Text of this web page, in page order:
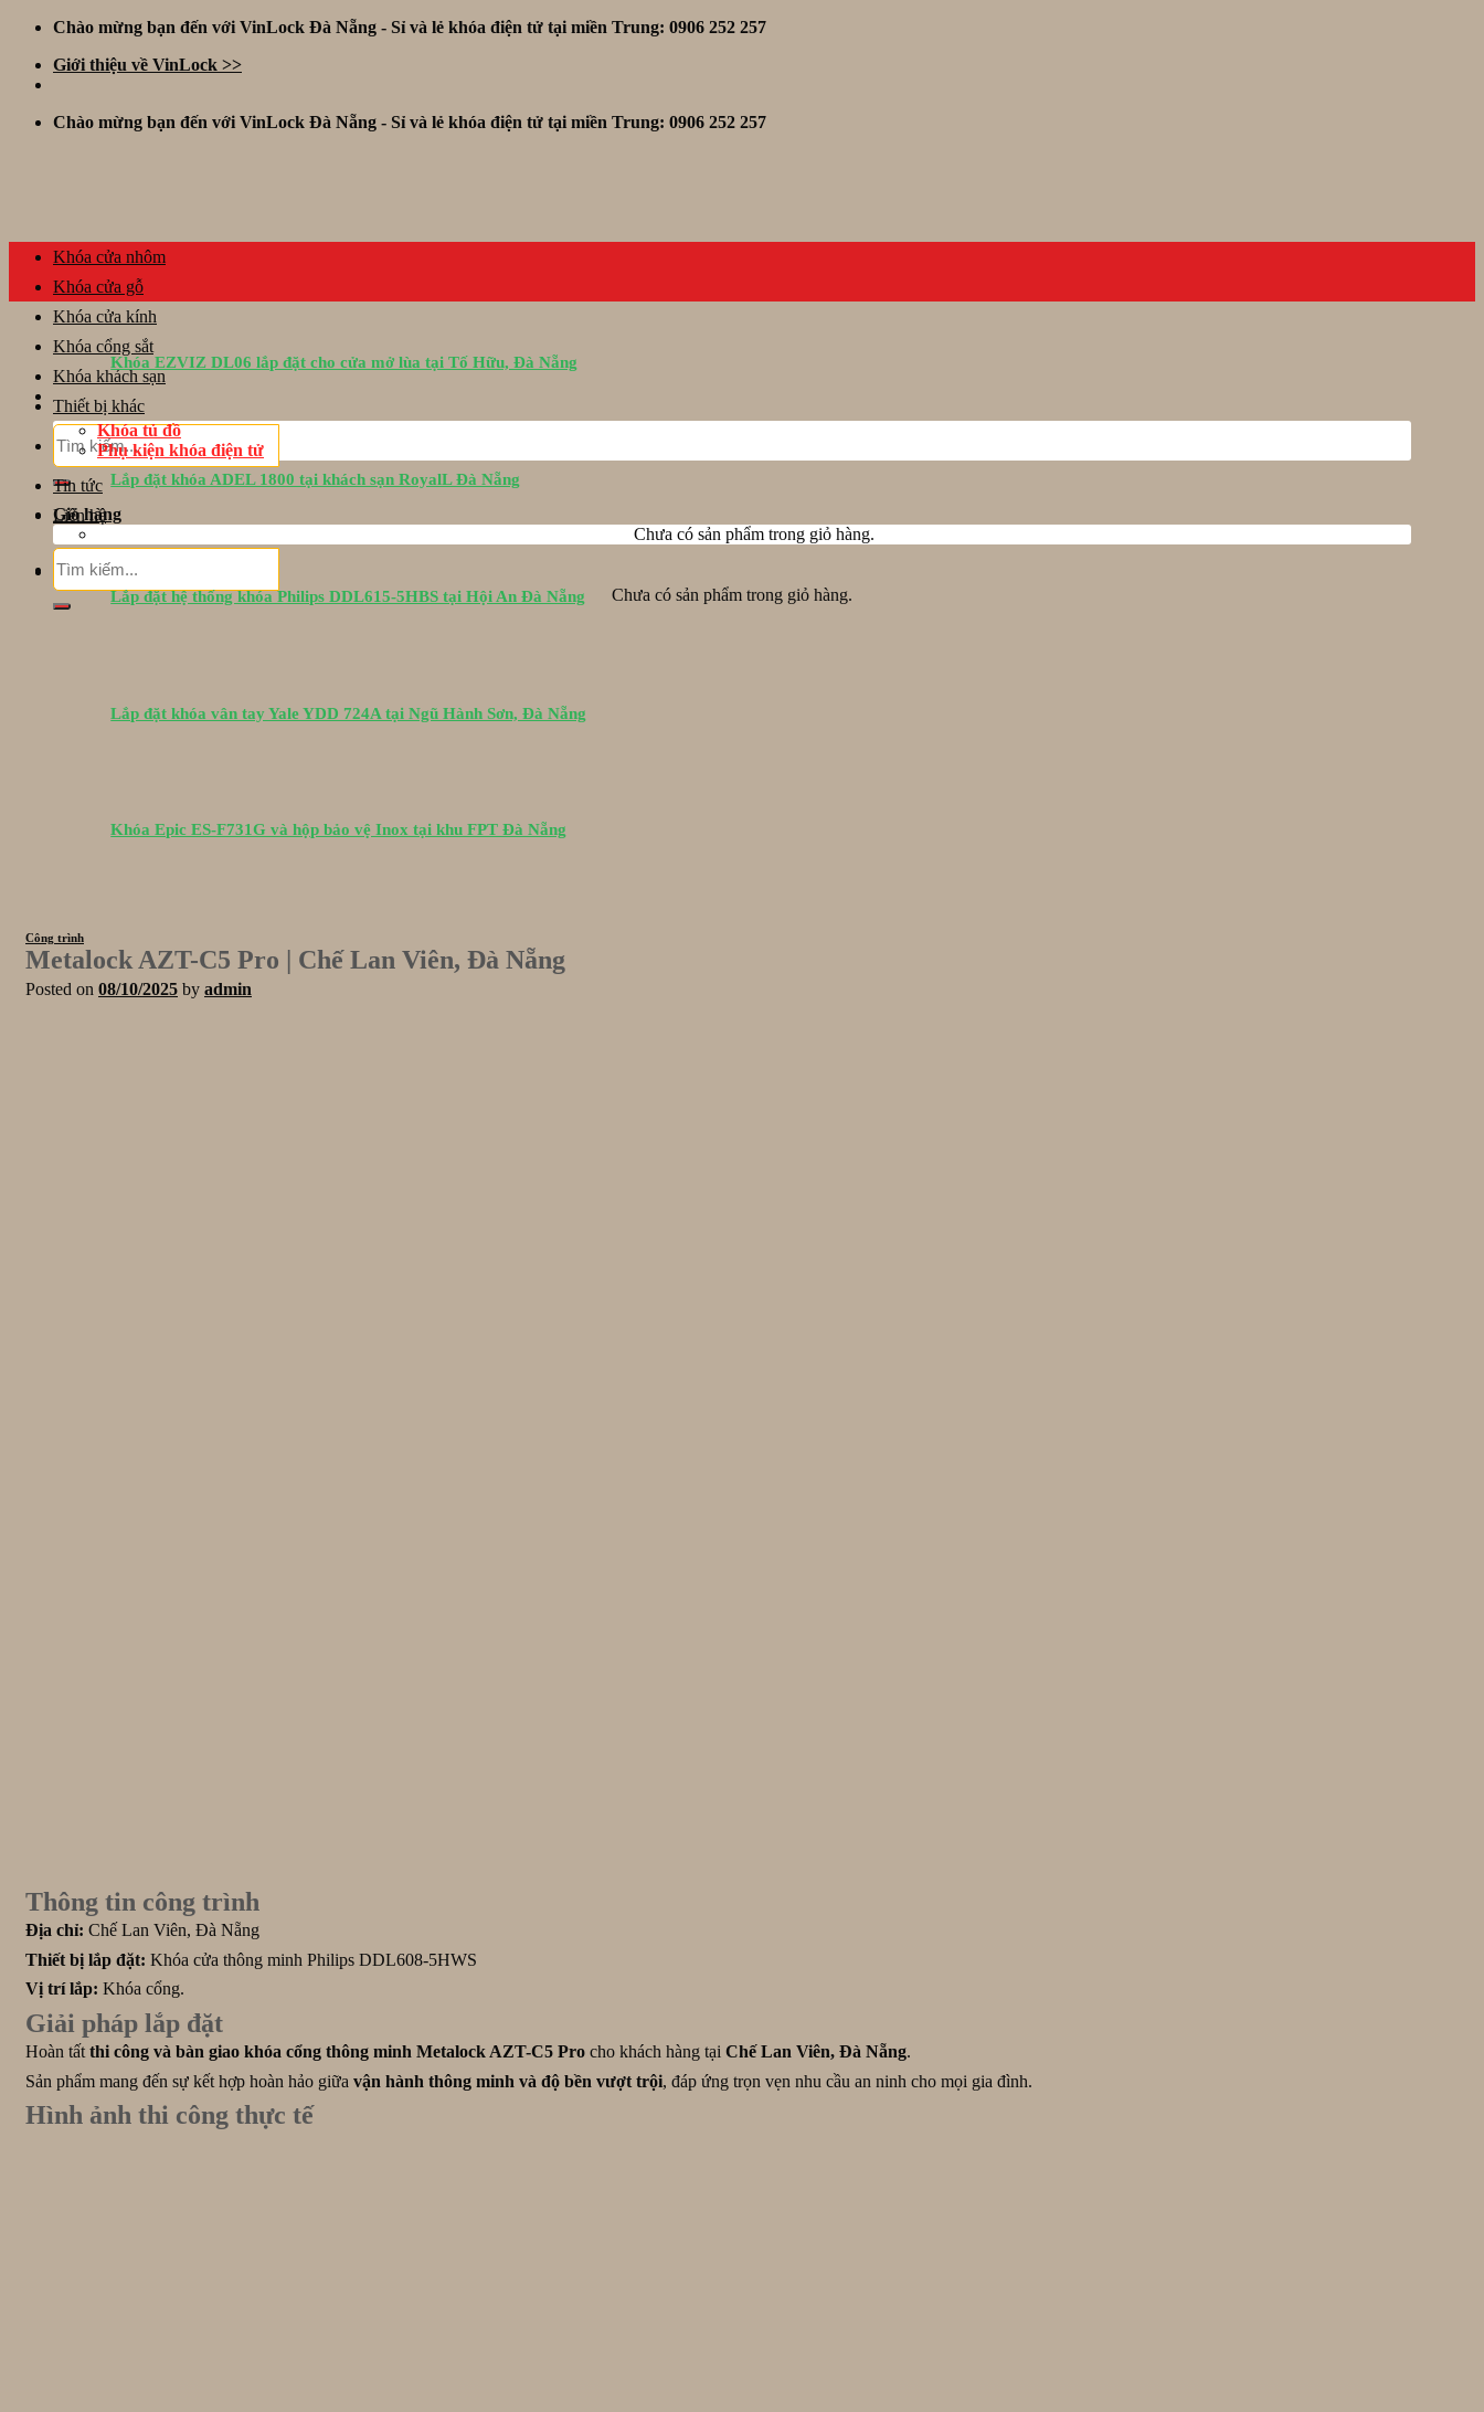
Skip
content
Chào mừng bạn đến với VinLock Đà Nẵng - Sỉ và lẻ khóa điện tử tại miền Trung: 0906 252 257
Giới thiệu về VinLock >>
Chào mừng bạn đến với VinLock Đà Nẵng - Sỉ và lẻ khóa điện tử tại miền Trung: 0906 252 257
Tìm
kiếm:
Giỏ hàng
Chưa có sản phẩm trong giỏ hàng.
Giỏ hàng
Chưa có sản phẩm trong giỏ hàng.
Khóa cửa nhôm
Khóa cửa gỗ
Khóa cửa kính
Khóa cổng sắt
Khóa khách sạn
Thiết bị khác
Khóa tủ đồ
Phụ kiện khóa điện tử
Tin tức
Liên hệ
Tìm
kiếm:
Khóa EZVIZ DL06 lắp đặt cho cửa mở lùa tại Tố Hữu, Đà Nẵng
Lắp đặt khóa ADEL 1800 tại khách sạn RoyalL Đà Nẵng
Lắp đặt hệ thống khóa Philips DDL615-5HBS tại Hội An Đà Nẵng
Lắp đặt khóa vân tay Yale YDD 724A tại Ngũ Hành Sơn, Đà Nẵng
Khóa Epic ES-F731G và hộp bảo vệ Inox tại khu FPT Đà Nẵng
Công trình
Metalock AZT-C5 Pro | Chế Lan Viên, Đà Nẵng
Posted on 08/10/2025 by admin
Thông tin công trình
Địa chỉ: Chế Lan Viên, Đà Nẵng
Thiết bị lắp đặt: Khóa cửa thông minh Philips DDL608-5HWS
Vị trí lắp: Khóa cổng.
Giải pháp lắp đặt
Hoàn tấtthi công và bàn giao khóa cổng thông minh Metalock AZT-C5 Pro cho khách hàng tại Chế Lan Viên, Đà Nẵng.
Sản phẩm mang đến sự kết hợp hoàn hảo giữa vận hành thông minh và độ bền vượt trội, đáp ứng trọn vẹn nhu cầu an ninh cho mọi gia đình.
Hình ảnh thi công thực tế